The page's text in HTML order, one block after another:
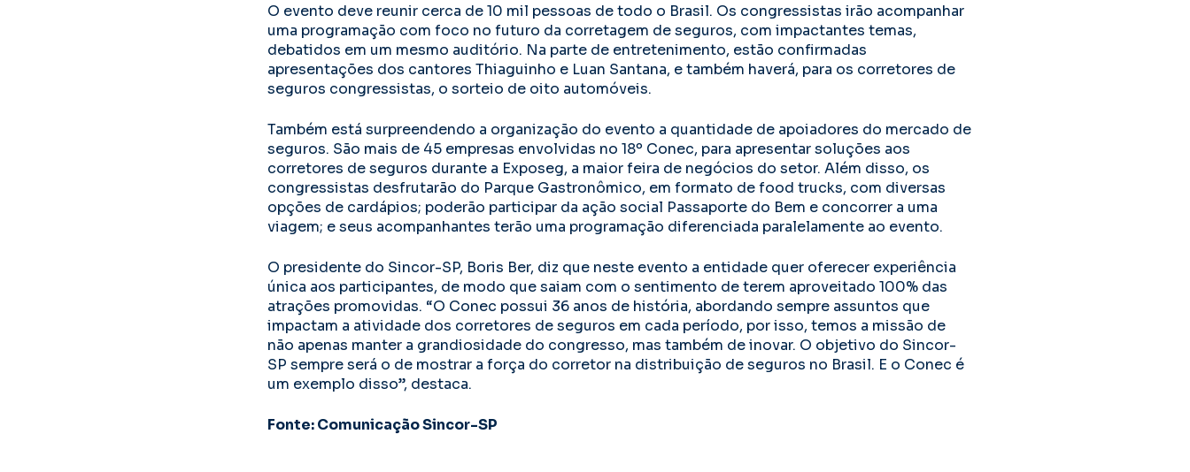
O evento deve reunir cerca de 10 mil pessoas de todo o Brasil. Os congressistas irão acompanhar
uma programação com foco no futuro da corretagem de seguros, com impactantes temas,
debatidos em um mesmo auditório. Na parte de entretenimento, estão confirmadas
apresentações dos cantores Thiaguinho e Luan Santana, e também haverá, para os corretores de
seguros congressistas, o sorteio de oito automóveis.
Também está surpreendendo a organização do evento a quantidade de apoiadores do mercado de
seguros. São mais de 45 empresas envolvidas no 18º Conec, para apresentar soluções aos
corretores de seguros durante a Exposeg, a maior feira de negócios do setor. Além disso, os
congressistas desfrutarão do Parque Gastronômico, em formato de food trucks, com diversas
opções de cardápios; poderão participar da ação social Passaporte do Bem e concorrer a uma
viagem; e seus acompanhantes terão uma programação diferenciada paralelamente ao evento.
O presidente do Sincor-SP, Boris Ber, diz que neste evento a entidade quer oferecer experiência
única aos participantes, de modo que saiam com o sentimento de terem aproveitado 100% das
atrações promovidas. “O Conec possui 36 anos de história, abordando sempre assuntos que
impactam a atividade dos corretores de seguros em cada período, por isso, temos a missão de
não apenas manter a grandiosidade do congresso, mas também de inovar. O objetivo do Sincor-
SP sempre será o de mostrar a força do corretor na distribuição de seguros no Brasil. E o Conec é
um exemplo disso”, destaca.
Fonte: Comunicação Sincor-SP